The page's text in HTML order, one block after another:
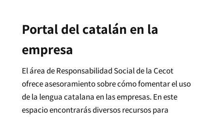
Portal del catalán en la
empresa
El área de Responsabilidad Social de la Cecot
ofrece asesoramiento sobre cómo fomentar el uso
de la lengua catalana en las empresas. En este
espacio encontrarás diversos recursos para